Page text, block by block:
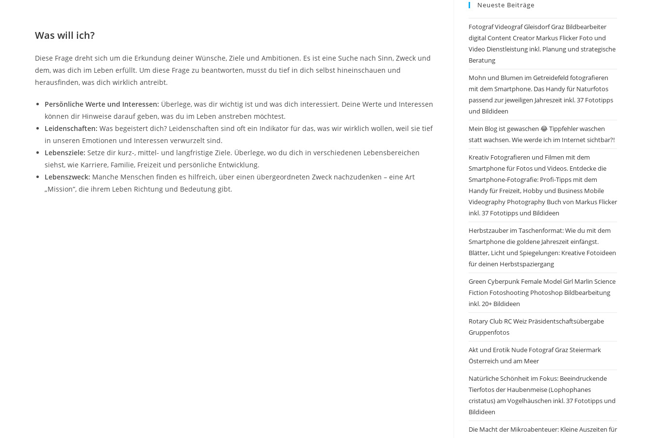
Was will ich?
Diese Frage dreht sich um die Erkundung deiner Wünsche, Ziele und Ambitionen. Es ist eine Suche nach Sinn, Zweck und
dem, was dich im Leben erfüllt. Um diese Frage zu beantworten, musst du tief in dich selbst hineinschauen und
herausfinden, was dich wirklich antreibt.
Persönliche Werte und Interessen: Überlege, was dir wichtig ist und was dich interessiert. Deine Werte und Interessen
können dir Hinweise darauf geben, was du im Leben anstreben möchtest.
Leidenschaften: Was begeistert dich? Leidenschaften sind oft ein Indikator für das, was wir wirklich wollen, weil sie tief
in unseren Emotionen und Interessen verwurzelt sind.
Lebensziele: Setze dir kurz-, mittel- und langfristige Ziele. Überlege, wo du dich in verschiedenen Lebensbereichen
siehst, wie Karriere, Familie, Freizeit und persönliche Entwicklung.
Lebenszweck: Manche Menschen finden es hilfreich, über einen übergeordneten Zweck nachzudenken – eine Art
„Mission“, die ihrem Leben Richtung und Bedeutung gibt.
Neueste Beiträge
Fotograf Videograf Gleisdorf Graz Bildbearbeiter
digital Content Creator Markus Flicker Foto und
Video Dienstleistung inkl. Planung und strategische
Beratung
Mohn und Blumen im Getreidefeld fotografieren
mit dem Smartphone. Das Handy für Naturfotos
passend zur jeweiligen Jahreszeit inkl. 37 Fototipps
und Bildideen
Mein Blog ist gewaschen 😂 Tippfehler waschen
statt wachsen. Wie werde ich im Internet sichtbar?!
Kreativ Fotografieren und Filmen mit dem
Smartphone für Fotos und Videos. Entdecke die
Smartphone-Fotografie: Profi-Tipps mit dem
Handy für Freizeit, Hobby und Business Mobile
Videography Photography Buch von Markus Flicker
inkl. 37 Fototipps und Bildideen
Herbstzauber im Taschenformat: Wie du mit dem
Smartphone die goldene Jahreszeit einfängst.
Blätter, Licht und Spiegelungen: Kreative Fotoideen
für deinen Herbstspaziergang
Green Cyberpunk Female Model Girl Marlin Science
Fiction Fotoshooting Photoshop Bildbearbeitung
inkl. 20+ Bildideen
Rotary Club RC Weiz Präsidentschaftsübergabe
Gruppenfotos
Akt und Erotik Nude Fotograf Graz Steiermark
Österreich und am Meer
Natürliche Schönheit im Fokus: Beeindruckende
Tierfotos der Haubenmeise (Lophophanes
cristatus) am Vogelhäuschen inkl. 37 Fototipps und
Bildideen
Die Macht der Mikroabenteuer: Kleine Auszeiten für